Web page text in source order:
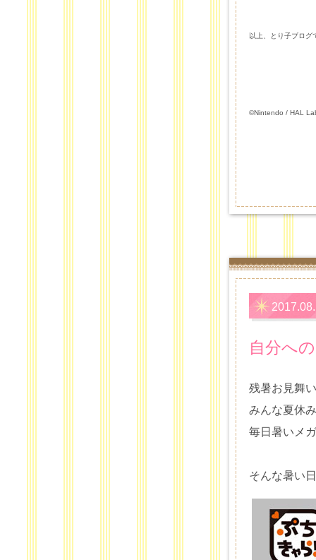
以上、とり子ブログ
©Nintendo / HAL
自分へ
残暑お見舞
みんな夏休
毎日暑いメ
そんな暑い